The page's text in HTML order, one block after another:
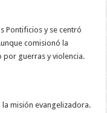
Pontificios y se centró
comisionó la
por guerras y violencia.
misión evangelizadora.